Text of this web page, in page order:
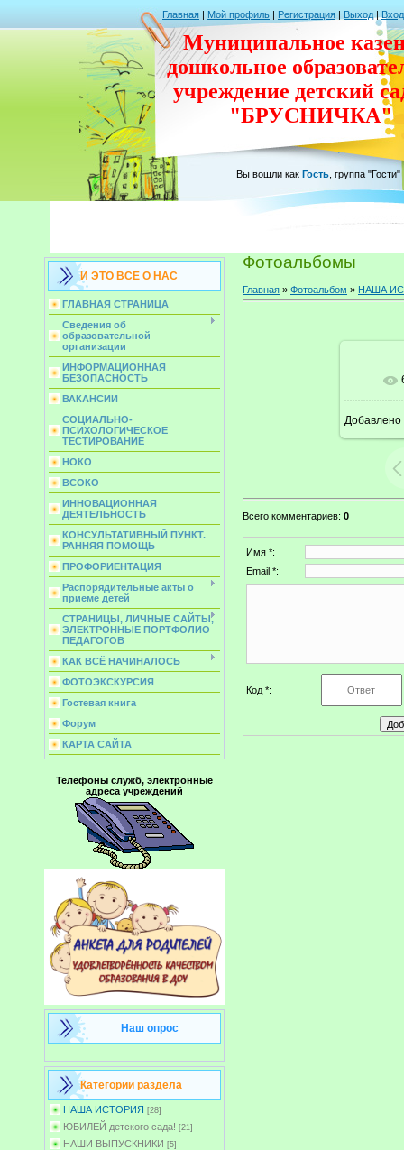
Главная | Мой профиль | Регистрация | Выход | Вход
Муниципальное
дошкольное
учреждение детский
"БРУСНИЧКА"
Вы вошли как Гость группа "Гости"
И ЭТО ВСЕ О НАС
ГЛАВНАЯ СТРАНИЦА
Сведения об
образовательной
организации
ИНФОРМАЦИОННАЯ
БЕЗОПАСНОСТЬ
ВАКАНСИИ
СОЦИАЛЬНО-
ПСИХОЛОГИЧЕСКОЕ
ТЕСТИРОВАНИЕ
НОКО
ВСОКО
ИННОВАЦИОННАЯ
ДЕЯТЕЛЬНОСТЬ
КОНСУЛЬТАТИВНЫЙ ПУНКТ.
РАННЯЯ ПОМОЩЬ
ПРОФОРИЕНТАЦИЯ
Распорядительные акты о
приеме детей
СТРАНИЦЫ, ЛИЧНЫЕ САЙТЫ,
ЭЛЕКТРОННЫЕ ПОРТФОЛИО
ПЕДАГОГОВ
КАК ВСЁ НАЧИНАЛОСЬ
ФОТОЭКСКУРСИЯ
Гостевая книга
Форум
КАРТА САЙТА
Телефоны служб, электронные
адреса учреждений
Наш опрос
Категории раздела
НАША ИСТОРИЯ [28]
ЮБИЛЕЙ детского сада! [21]
НАШИ ВЫПУСКНИКИ [5]
Фотоальбомы
Главная » Фотоальбом » НАША
Добавлено
Всего комментариев: 0
Имя *:
Email *:
Код *: